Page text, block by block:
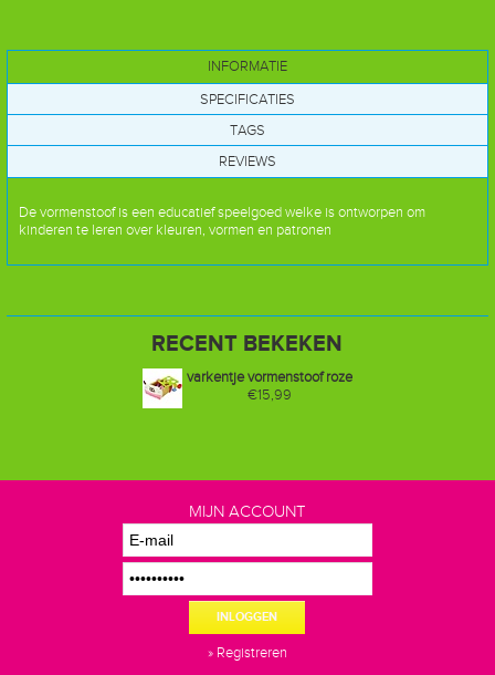
INFORMATIE
SPECIFICATIES
TAGS
REVIEWS
De vormenstoof is een educatief speelgoed welke is ontworpen om
kinderen te leren over kleuren, vormen en patronen
RECENT BEKEKEN
varkentje vormenstoof roze
€15,99
MIJN ACCOUNT
INLOGGEN
» Registreren